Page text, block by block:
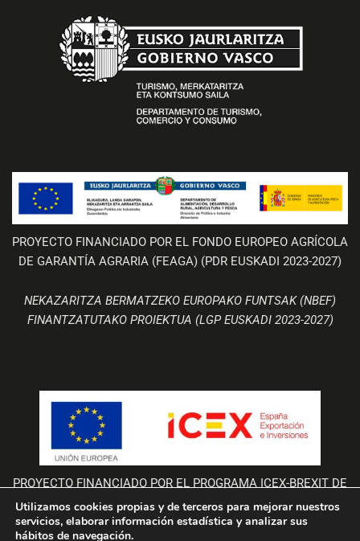
PROYECTO FINANCIADO POR EL PROGRAMA ICEX-BREXIT DE
LA UNIÓN EUROPEA
La empresa Bodegas Valdemar participa en el Programa “ICEX-BREXIT”
PROYECTO FINANCIADO POR EL FONDO EUROPEO AGRÍCOLA
DE GARANTÍA AGRARIA (FEAGA) (PDR EUSKADI 2023-2027)
NEKAZARITZA BERMATZEKO EUROPAKO FUNTSAK (NBEF)
FINANTZATUTAKO PROIEKTUA (LGP EUSKADI 2023-2027)
Utilizamos cookies propias y de terceros para mejorar nuestros
servicios, elaborar información estadística y analizar sus
hábitos de navegación.